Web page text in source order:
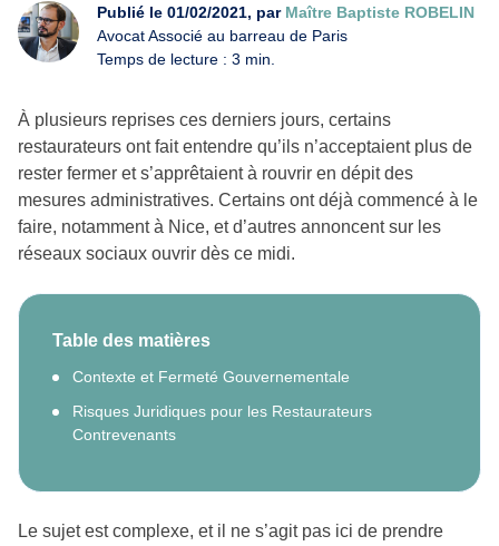
Publié le 01/02/2021, par Maître Baptiste ROBELIN
Avocat Associé au barreau de Paris
Temps de lecture : 3 min.
À plusieurs reprises ces derniers jours, certains
restaurateurs ont fait entendre qu’ils n’acceptaient plus de
rester fermer et s’apprêtaient à rouvrir en dépit des
mesures administratives. Certains ont déjà commencé à le
faire, notamment à Nice, et d’autres annoncent sur les
réseaux sociaux ouvrir dès ce midi.
Table des matières
Contexte et Fermeté Gouvernementale
Risques Juridiques pour les Restaurateurs
Contrevenants
Le sujet est complexe, et il ne s’agit pas ici de prendre